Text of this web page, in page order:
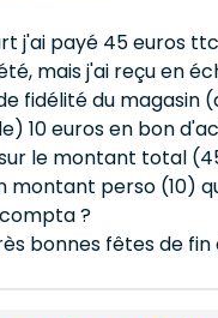
j'ai payé 45 euros
mais j'ai reçu en
fidélité du magasin
10 euros en bon
le montant total
montant perso (10)
?
bonnes fêtes de fin